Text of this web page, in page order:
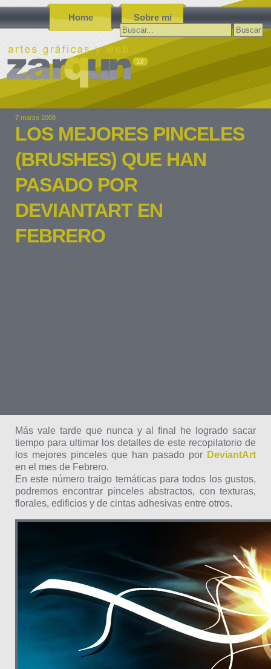
Home Sobre mi
Buscar:
7 marzo 2008
LOS MEJORES PINCELES
(BRUSHES) QUE HAN
PASADO POR
DEVIANTART EN
FEBRERO
Más vale tarde que nunca y al final he logrado sacar
tiempo para ultimar los detalles de este recopilatorio de
los mejores pinceles que han pasado por DeviantArt
en el mes de Febrero.
En este número traigo temáticas para todos los gustos,
podremos encontrar pinceles abstractos, con texturas,
florales, edificios y de cintas adhesivas entre otros.